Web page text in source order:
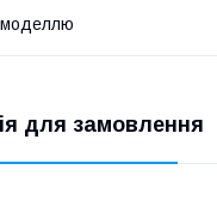
моделлю
для замовлення